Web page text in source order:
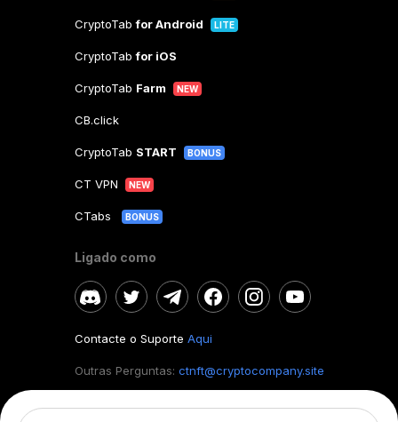
CryptoTabfor Android LITE
CryptoTabfor iOS
CryptoTab Farm NEW
CB.click
CryptoTab START BONUS
CT VPN NEW
CTabs BONUS
Ligado como
Contacte o Suporte Aqui
Outras Perguntas: ctnft@cryptocompany.site